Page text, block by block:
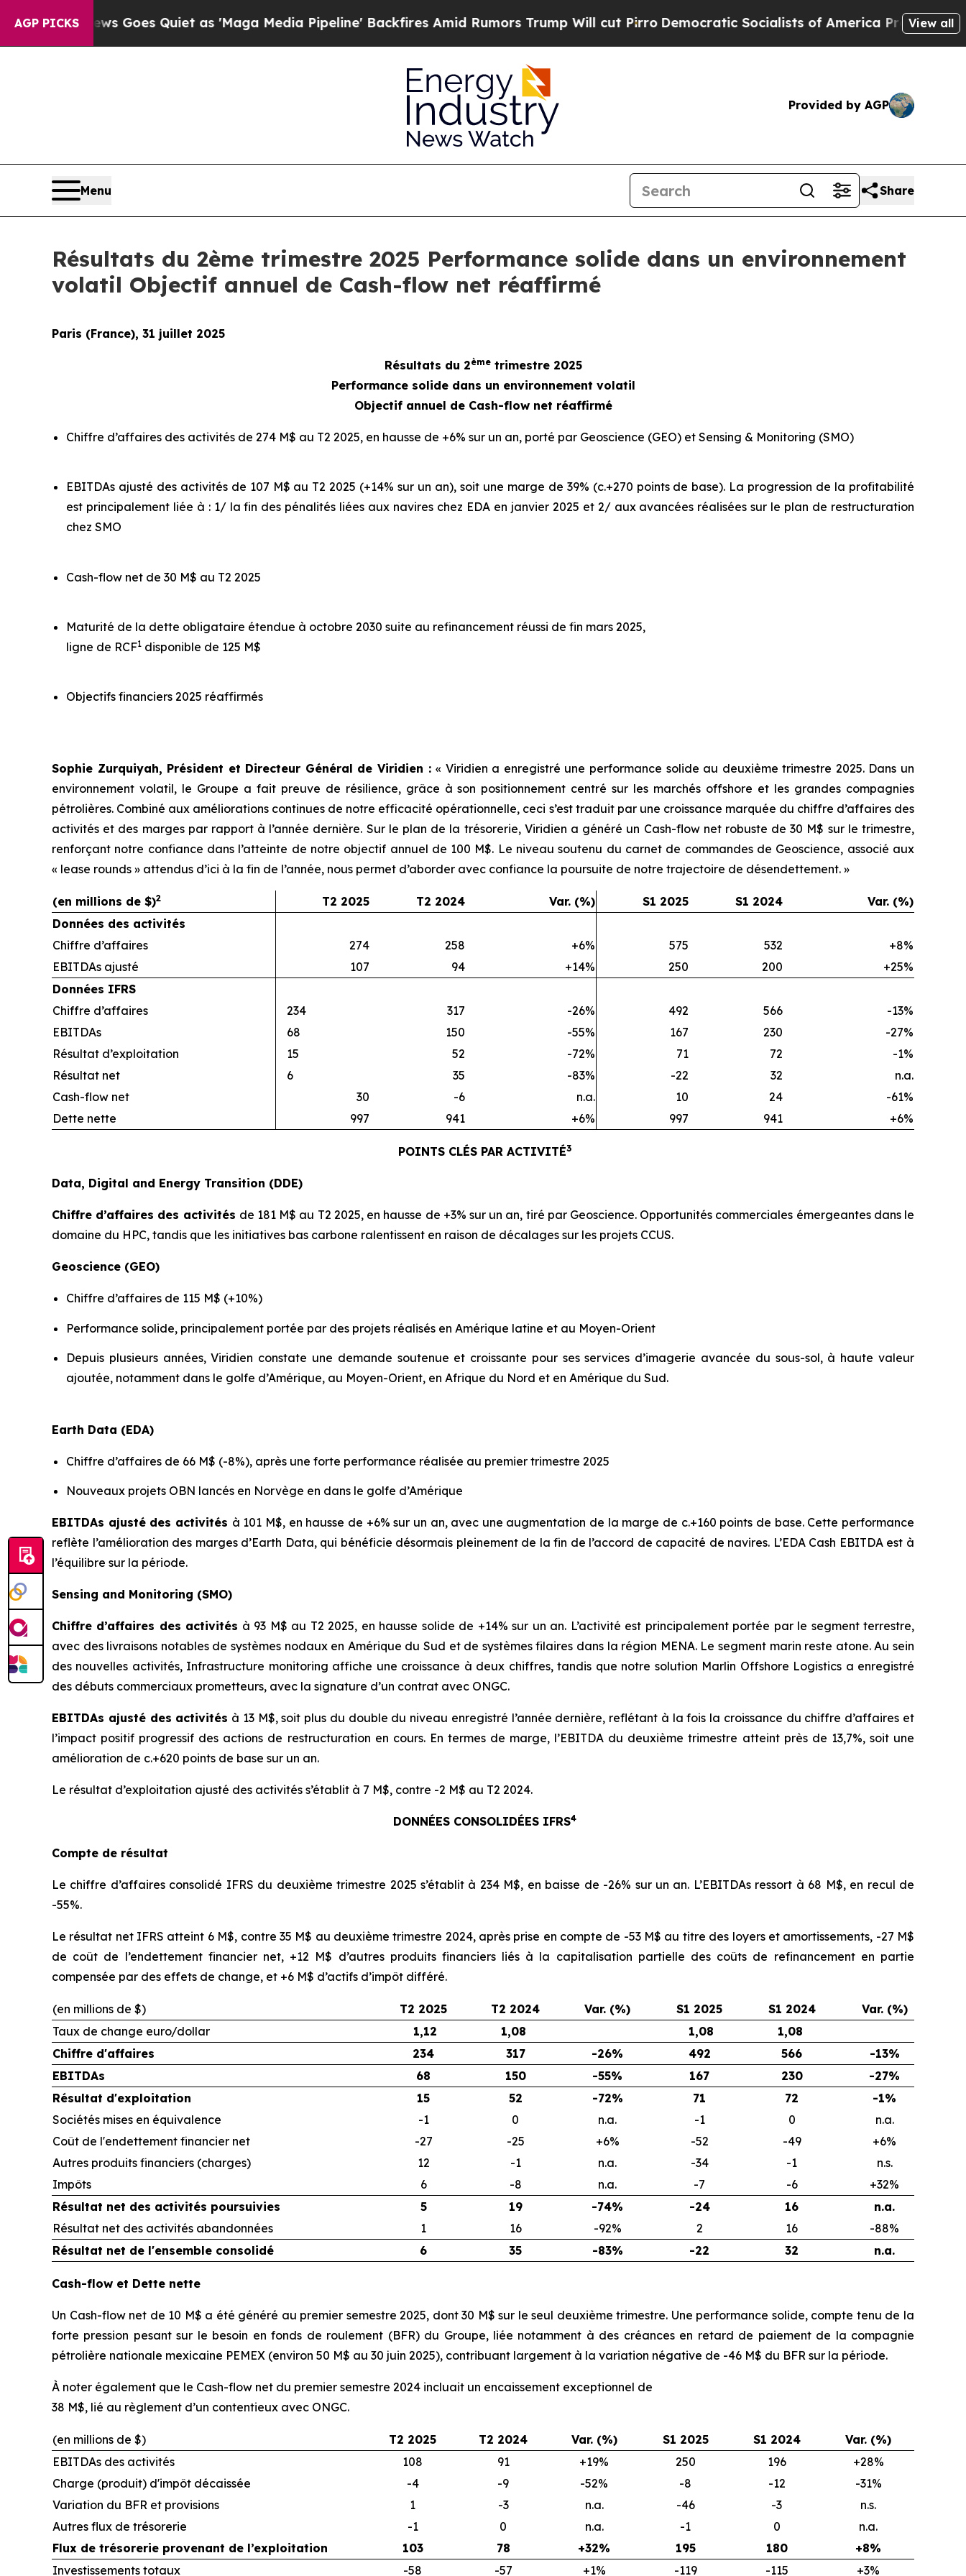
AGP PICKS
Goes Quiet as 'Maga Media Pipeline' Backfires Amid Rumors Trump Will cut PirroDemocratic Socialists of America Propose Radical Overhaul of
View all
Provided by AGP
Menu Share
Résultats du 2ème trimestre 2025 Performance solide dans un environnement
volatil Objectif annuel de Cash-flow net réaffirmé
Paris (France), 31 juillet 2025
Résultats du 2èmetrimestre 2025
Performance solide dans un environnement volatil
Objectif annuel de Cash-flow net réaffirmé
Chiffre d’affaires des activités de 274 M$ au T2 2025, en hausse de +6% sur un an, porté par Geoscience (GEO) et Sensing & Monitoring (SMO)
EBITDAs ajusté des activités de 107 M$ au T2 2025 (+14% sur un an), soit une marge de 39% (c.+270 points de base). La progression de la profitabilité
est principalement liée à : 1/ la fin des pénalités liées aux navires chez EDA en janvier 2025 et 2/ aux avancées réalisées sur le plan de restructuration
chez SMO
Cash-flow net de 30 M$ au T2 2025
Maturité de la dette obligataire étendue à octobre 2030 suite au refinancement réussi de fin mars 2025,
ligne de RCF1 disponible de 125 M$
Objectifs financiers 2025 réaffirmés
Sophie Zurquiyah, Président et Directeur Général de Viridien :« Viridien a enregistré une performance solide au deuxième trimestre 2025. Dans un
environnement volatil, le Groupe a fait preuve de résilience, grâce à son positionnement centré sur les marchés offshore et les grandes compagnies
pétrolières. Combiné aux améliorations continues de notre efficacité opérationnelle, ceci s’est traduit par une croissance marquée du chiffre d’affaires des
activités et des marges par rapport à l’année dernière. Sur le plan de la trésorerie, Viridien a généré un Cash-flow net robuste de 30 M$ sur le trimestre,
renforçant notre confiance dans l’atteinte de notre objectif annuel de 100 M$. Le niveau soutenu du carnet de commandes de Geoscience, associé aux
« lease rounds » attendus d’ici à la fin de l’année, nous permet d’aborder avec confiance la poursuite de notre trajectoire de désendettement. »
(en millions de $)2 T2 2025 T2 2024 Var. (%) S1 2025 S1 2024
Var. (%)
Données des activités
Chiffre d’affaires
274 258 +6% 575 532
+8%
EBITDAs ajusté
107 94 +14% 250 200
+25%
Données IFRS
Chiffre d’affaires
234 317 -26% 492 566
-13%
EBITDAs
68 150 -55% 167 230
-27%
Résultat d’exploitation
15 52 -72% 71 72
-1%
Résultat net
6 35 -83% -22 32
n.a.
Cash-flow net
30 -6 n.a. 10 24
-61%
Dette nette
997 941 +6% 997 941 +6%
POINTS CLÉS PAR ACTIVITÉ3
Data, Digital and Energy Transition (DDE)
Chiffre d’affaires des activités de 181 M$ au T2 2025, en hausse de +3% sur un an, tiré par Geoscience. Opportunités commerciales émergeantes dans le
domaine du HPC, tandis que les initiatives bas carbone ralentissent en raison de décalages sur les projets CCUS.
Geoscience (GEO)
Chiffre d’affaires de 115 M$ (+10%)
Performance solide, principalement portée par des projets réalisés en Amérique latine et au Moyen-Orient
Depuis plusieurs années, Viridien constate une demande soutenue et croissante pour ses services d’imagerie avancée du sous-sol, à haute valeur
ajoutée, notamment dans le golfe d’Amérique, au Moyen-Orient, en Afrique du Nord et en Amérique du Sud.
Earth Data (EDA)
Chiffre d’affaires de 66 M$ (-8%), après une forte performance réalisée au premier trimestre 2025
Nouveaux projets OBN lancés en Norvège en dans le golfe d’Amérique
EBITDAs ajusté des activités à 101 M$, en hausse de +6% sur un an, avec une augmentation de la marge de c.+160 points de base. Cette performance
reflète l’amélioration des marges d’Earth Data, qui bénéficie désormais pleinement de la fin de l’accord de capacité de navires. L’EDA Cash EBITDA est à
l’équilibre sur la période.
Sensing and Monitoring (SMO)
Chiffre d’affaires des activités à 93 M$ au T2 2025, en hausse solide de +14% sur un an. L’activité est principalement portée par le segment terrestre,
avec des livraisons notables de systèmes nodaux en Amérique du Sud et de systèmes filaires dans la région MENA. Le segment marin reste atone. Au sein
des nouvelles activités, Infrastructure monitoring affiche une croissance à deux chiffres, tandis que notre solution Marlin Offshore Logistics a enregistré
des débuts commerciaux prometteurs, avec la signature d’un contrat avec ONGC.
EBITDAs ajusté des activités à 13 M$, soit plus du double du niveau enregistré l’année dernière, reflétant à la fois la croissance du chiffre d’affaires et
l’impact positif progressif des actions de restructuration en cours. En termes de marge, l’EBITDA du deuxième trimestre atteint près de 13,7%, soit une
amélioration de c.+620 points de base sur un an.
Le résultat d’exploitation ajusté des activités s’établit à 7 M$, contre -2 M$ au T2 2024.
DONNÉES CONSOLIDÉES IFRS4
Compte de résultat
Le chiffre d’affaires consolidé IFRS du deuxième trimestre 2025 s’établit à 234 M$, en baisse de -26% sur un an. L’EBITDAs ressort à 68 M$, en recul de
-55%.
Le résultat net IFRS atteint 6 M$, contre 35 M$ au deuxième trimestre 2024, après prise en compte de -53 M$ au titre des loyers et amortissements, -27 M$
de coût de l’endettement financier net, +12 M$ d’autres produits financiers liés à la capitalisation partielle des coûts de refinancement en partie
compensée par des effets de change, et +6 M$ d’actifs d’impôt différé.
(en millions de $) T2 2025 T2 2024 Var. (%) S1 2025 S1 2024
Var. (%)
Taux de change euro/dollar
1,12 1,08 1,08
1,08
Chiffre d'affaires
234 317 -26% 492 566
-13%
EBITDAs
68 150 -55% 167 230
-27%
Résultat d'exploitation
15 52 -72% 71 72
-1%
Sociétés mises en équivalence
-1 0 n.a. -1 0
n.a.
Coût de l'endettement financier net
-27 -25 +6% -52 -49
+6%
Autres produits financiers (charges)
12 -1 n.a. -34 -1
n.s.
Impôts
6 -8 n.a. -7 -6
+32%
Résultat net des activités poursuivies
5 19 -74% -24 16
n.a.
Résultat net des activités abandonnées
1 16 -92% 2 16
-88%
Résultat net de l'ensemble consolidé
6 35 -83% -22 32 n.a.
Cash-flow et Dette nette
Un Cash-flow net de 10 M$ a été généré au premier semestre 2025, dont 30 M$ sur le seul deuxième trimestre. Une performance solide, compte tenu de la
forte pression pesant sur le besoin en fonds de roulement (BFR) du Groupe, liée notamment à des créances en retard de paiement de la compagnie
pétrolière nationale mexicaine PEMEX (environ 50 M$ au 30 juin 2025), contribuant largement à la variation négative de -46 M$ du BFR sur la période.
À noter également que le Cash-flow net du premier semestre 2024 incluait un encaissement exceptionnel de
38 M$, lié au règlement d’un contentieux avec ONGC.
(en millions de $) T2 2025 T2 2024 Var. (%) S1 2025 S1 2024
Var. (%)
EBITDAs des activités
108 91 +19% 250 196
+28%
Charge (produit) d'impôt décaissée
-4 -9 -52% -8 -12
-31%
Variation du BFR et provisions
1 -3 n.a. -46 -3
n.s.
Autres flux de trésorerie
-1 0 n.a. -1 0
n.a.
Flux de trésorerie provenant de l’exploitation
103 78 +32% 195 180
+8%
Investissements totaux
-58 -57 +1% -119 -115 +3%